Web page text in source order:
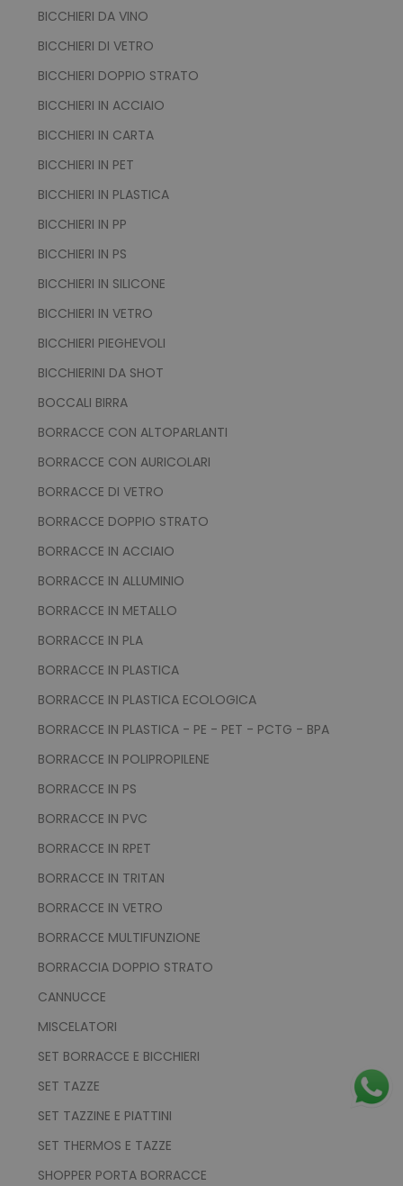
BICCHIERI DA VINO
BICCHIERI DI VETRO
BICCHIERI DOPPIO STRATO
BICCHIERI IN ACCIAIO
BICCHIERI IN CARTA
BICCHIERI IN PET
BICCHIERI IN PLASTICA
BICCHIERI IN PP
BICCHIERI IN PS
BICCHIERI IN SILICONE
BICCHIERI IN VETRO
BICCHIERI PIEGHEVOLI
BICCHIERINI DA SHOT
BOCCALI BIRRA
BORRACCE CON ALTOPARLANTI
BORRACCE CON AURICOLARI
BORRACCE DI VETRO
BORRACCE DOPPIO STRATO
BORRACCE IN ACCIAIO
BORRACCE IN ALLUMINIO
BORRACCE IN METALLO
BORRACCE IN PLA
BORRACCE IN PLASTICA
BORRACCE IN PLASTICA ECOLOGICA
BORRACCE IN PLASTICA - PE - PET - PCTG - BPA
BORRACCE IN POLIPROPILENE
BORRACCE IN PS
BORRACCE IN PVC
BORRACCE IN RPET
BORRACCE IN TRITAN
BORRACCE IN VETRO
BORRACCE MULTIFUNZIONE
BORRACCIA DOPPIO STRATO
CANNUCCE
MISCELATORI
SET BORRACCE E BICCHIERI
SET TAZZE
SET TAZZINE E PIATTINI
SET THERMOS E TAZZE
SHOPPER PORTA BORRACCE